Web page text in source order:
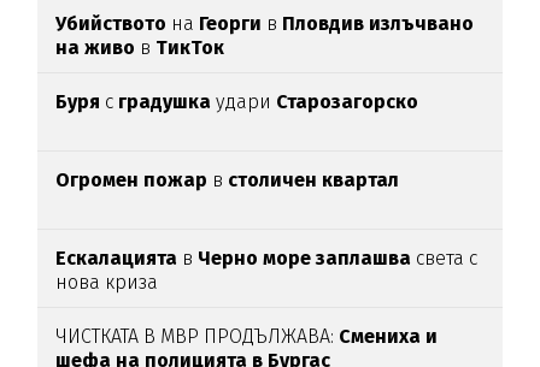
Убийството на Георги в Пловдив излъчвано
на живо в ТикТок
Буря с градушкаудари Старозагорско
Огромен пожар в столичен квартал
Ескалацията в Черно море заплашва света с
нова криза
ЧИСТКАТА В МВР ПРОДЪЛЖАВА: Смениха и
шефа на полицията в Бургас